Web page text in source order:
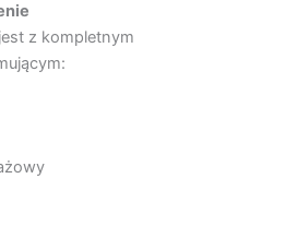
z kompletnym